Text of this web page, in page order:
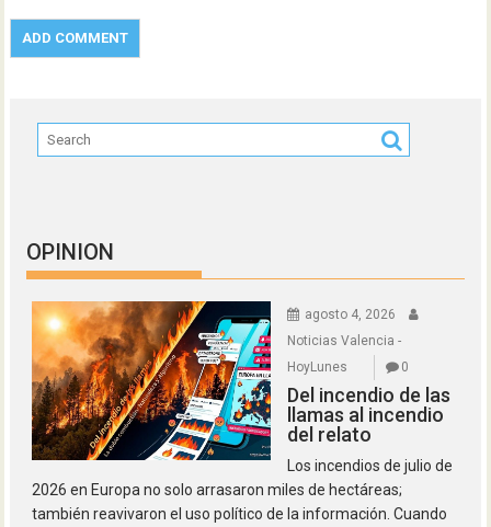
OPINION
agosto 4, 2026
Noticias Valencia -
HoyLunes
0
Del incendio de las
llamas al incendio
del relato
Los incendios de julio de
2026 en Europa no solo arrasaron miles de hectáreas;
también reavivaron el uso político de la información. Cuando